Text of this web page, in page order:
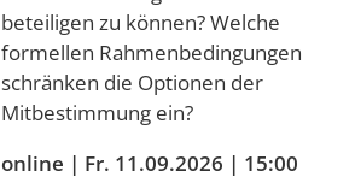
beteiligen zu können? Welche
formellen Rahmenbedingungen
schränken die Optionen der
Mitbestimmung ein?
online | Fr. 11.09.2026 | 15:00